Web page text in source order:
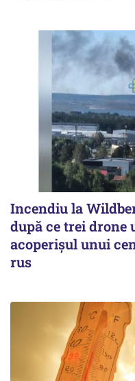
Incendiu la
după ce trei drone
acoperişul unui
rus